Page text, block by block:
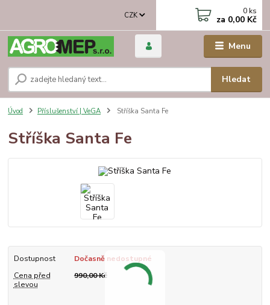
Menu
CZK
Hledat
0 ks
za 0,00 Kč
Úvod Příslušenství | VeGA Stříška Santa Fe
Stříška Santa Fe
Dostupnost
Dočasně nedostupné
Cena před
slevou
990,00 Kč